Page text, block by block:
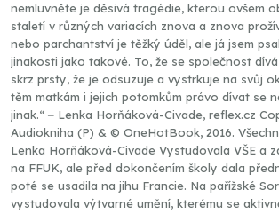
nemluvněte je děsivá tragédie, kterou ovšem
staletí v různých variacích znova a znova
nebo parchantství je těžký úděl, ale já jsem
jinakosti jako takové. To, že se společnost
skrz prsty, že je odsuzuje a vystrkuje na svůj
těm matkám i jejich potomkům právo dívat se
jinak.“ ‒ Lenka Horňáková-Civade, reflex.cz
Audiokniha (P) & © OneHotBook, 2016.
Lenka Horňáková-Civade Vystudovala VŠE a
na FFUK, ale před dokončením školy dala
poté se usadila na jihu Francie. Na pařížské
vystudovala výtvarné umění, kterému se